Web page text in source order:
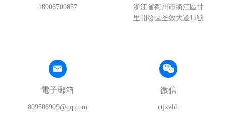
18906709857
浙江省衢州市衢江區廿
里開發區圣效大道11號
電子郵箱
809506909@qq.com
微信
ctjxzhh